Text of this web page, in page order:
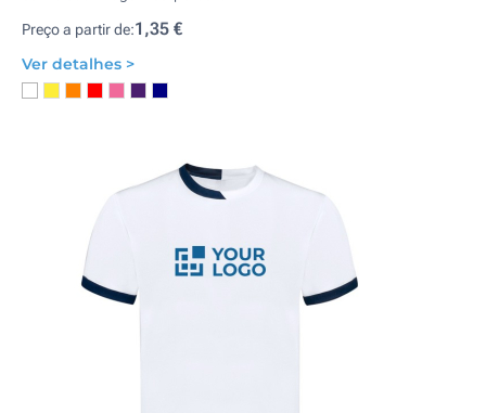
Preço a partir de:1,35 €
Ver detalhes >